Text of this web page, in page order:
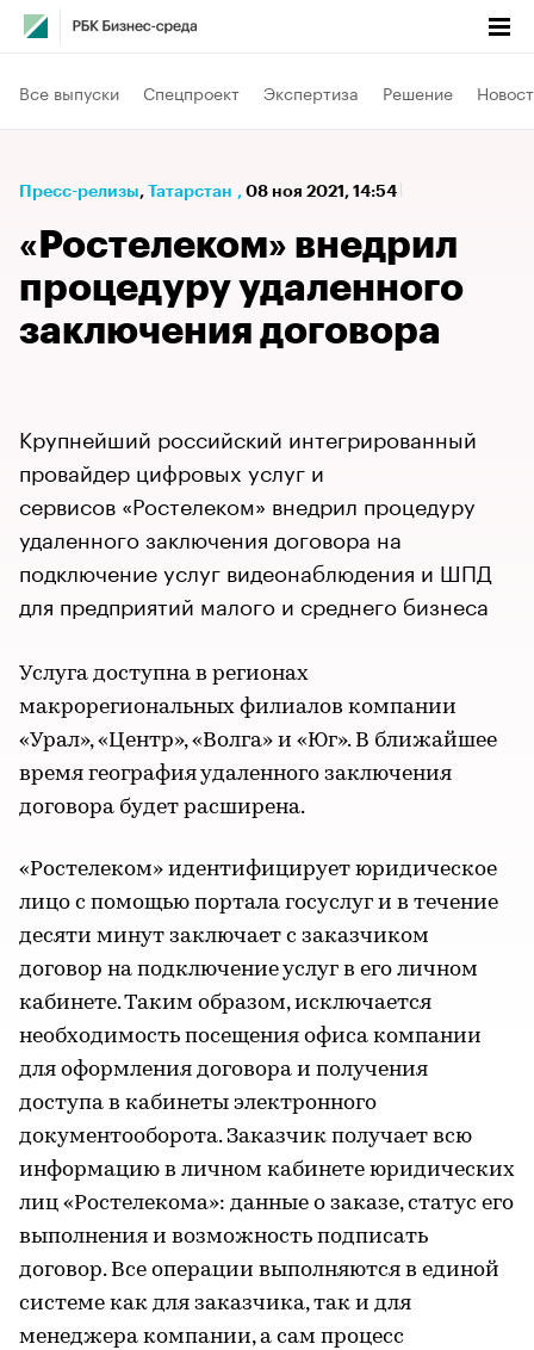
Все выпуски Спецпроект Экспертиза Решение
Пресс-релизы⁠, Татарстан , 08 ноя 2021, 14:54
«Ростелеком» внедрил
процедуру удаленного
заключения договора
Крупнейший российский интегрированный
провайдер цифровых услуг и
сервисов «Ростелеком» внедрил процедуру
удаленного заключения договора на
подключение услуг видеонаблюдения и ШПД
для предприятий малого и среднего бизнеса
Услуга доступна в регионах
макрорегиональных филиалов компании
«Урал», «Центр», «Волга» и «Юг». В ближайшее
время география удаленного заключения
договора будет расширена.
«Ростелеком» идентифицирует юридическое
лицо с помощью портала госуслуг и в течение
десяти минут заключает с заказчиком
договор на подключение услуг в его личном
кабинете. Таким образом, исключается
необходимость посещения офиса компании
для оформления договора и получения
доступа в кабинеты электронного
документооборота. Заказчик получает всю
информацию в личном кабинете юридических
лиц «Ростелекома»: данные о заказе, статус его
выполнения и возможность подписать
договор. Все операции выполняются в единой
системе как для заказчика, так и для
менеджера компании, а сам процесс